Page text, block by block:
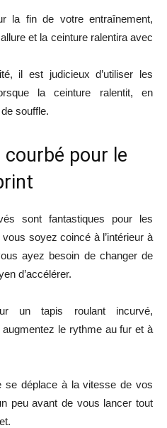
la fin de votre entraînement,
et la ceinture ralentira avec
il est judicieux d’utiliser les
la ceinture ralentit, en
souffle.
pour le
sont fantastiques pour les
soyez coincé à l’intérieur à
ayez besoin de changer de
d’accélérer.
un tapis roulant incurvé,
le rythme au fur et à
se déplace à la vitesse de vos
peu avant de vous lancer tout